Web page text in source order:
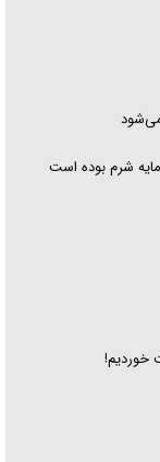
شرم بوده است
خوردیم!